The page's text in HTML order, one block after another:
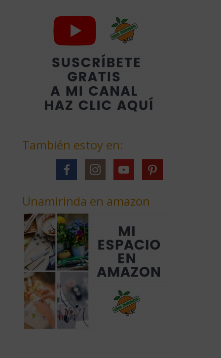
También estoy en:
Unamirinda en amazon